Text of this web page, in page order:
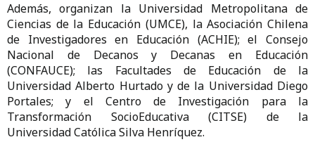
Además, organizan la Universidad Metropolitana de
Ciencias de la Educación (UMCE), la Asociación Chilena
de Investigadores en Educación (ACHIE); el Consejo
Nacional de Decanos y Decanas en Educación
(CONFAUCE); las Facultades de Educación de la
Universidad Alberto Hurtado y de la Universidad Diego
Portales; y el Centro de Investigación para la
Transformación SocioEducativa (CITSE) de la
Universidad Católica Silva Henríquez.